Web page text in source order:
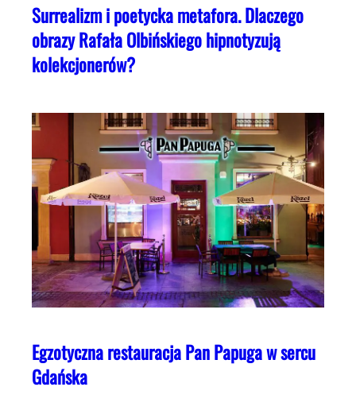
Surrealizm i poetycka metafora. Dlaczego
obrazy Rafała Olbińskiego hipnotyzują
kolekcjonerów?
Egzotyczna restauracja Pan Papuga w sercu
Gdańska